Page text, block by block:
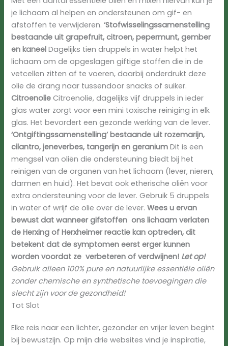
je lichaam al helpen en ondersteunen om gif- en
afstoffen te verwijderen.‘Stofwisselingssamenstelling
bestaande uit grapefruit, citroen, pepermunt, gember
en kaneelDagelijks tien druppels in water helpt het
lichaam om de opgeslagen giftige stoffen die in de
vetcellen zitten af te voeren, daarbij onderdrukt deze
olie de drang naar tussendoor snacks of suiker.
CitroenolieCitroenolie, dagelijks vijf druppels in ieder
glas water zorgt voor een mini toxische reiniging in elk
glas. Het bevordert een gezonde werking van de lever.
‘Ontgiftingssamenstelling’ bestaande uit rozemarijn,
cilantro, jeneverbes, tangerijn en geranium Dit is een
mengsel van oliën die ondersteuning biedt bij het
reinigen van de organen van het lichaam (lever, nieren,
darmen en huid). Het bevat ook etherische oliën voor
extra ondersteuning voor de lever. Gebruik 5 druppels
in water of wrijf de olie over de lever.Wees u ervan
bewust dat wanneer gifstoffen ons lichaam verlaten
de Herxing of Herxheimer reactie kan optreden, dit
betekent dat de symptomen eerst erger kunnen
worden voordat ze verbeteren of verdwijnen! Let op!
Gebruik alleen 100% pure en natuurlijke essentiële oliën
zonder chemische en synthetische toevoegingen die
slecht zijn voor de gezondheid!
Tot Slot
Elke reis naar een lichter, gezonder en vrijer leven begint
bij bewustzijn. Op mijn drie websites vind je inspiratie,